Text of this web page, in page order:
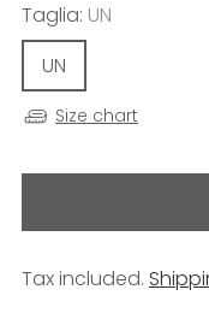
Taglia: UN
UN
Size chart
Tax included.